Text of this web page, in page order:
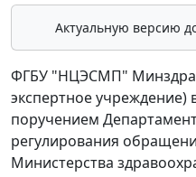
Актуальную версию
ФГБУ "НЦЭСМП"
экспертное учреждение)
поручением
регулирования
Министерства